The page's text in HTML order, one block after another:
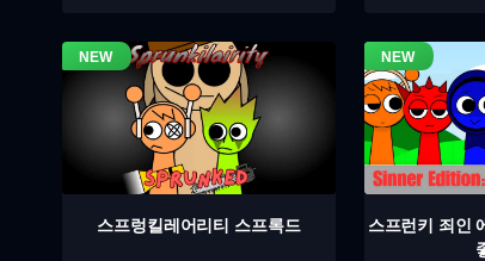
스프렁킬레어리티 스프록드
스프런키 죄인